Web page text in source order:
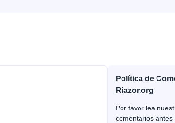
Política de
Riazor.org
Por favor lea
comentarios antes